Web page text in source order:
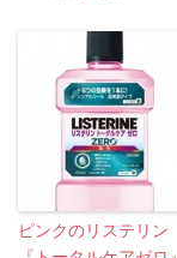
ピンクのリステリン